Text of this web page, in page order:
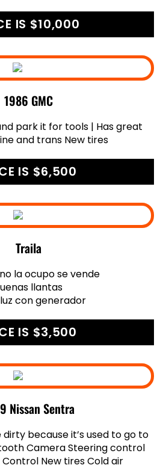
IS $10,000
1986 GMC
park it for tools | Has great
and trans New tires
IS $6,500
Traila
la ocupo se vende
llantas
con generador
IS $3,500
Nissan Sentra
because it’s used to go to
Camera Steering control
New tires Cold air